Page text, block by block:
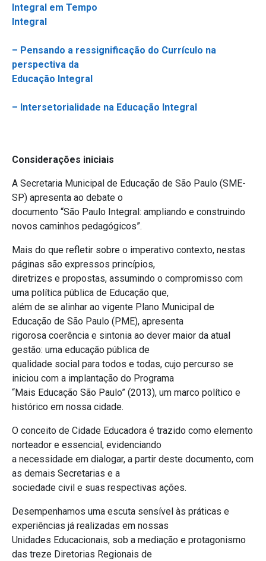
Integral em Tempo
Integral
– Pensando a ressignificação do Currículo na
perspectiva da
Educação Integral
– Intersetorialidade na Educação Integral
Considerações iniciais
A Secretaria Municipal de Educação de São Paulo (SME-
SP) apresenta ao debate o
documento “São Paulo Integral: ampliando e construindo
novos caminhos pedagógicos”.
Mais do que refletir sobre o imperativo contexto, nestas
páginas são expressos princípios,
diretrizes e propostas, assumindo o compromisso com
uma política pública de Educação que,
além de se alinhar ao vigente Plano Municipal de
Educação de São Paulo (PME), apresenta
rigorosa coerência e sintonia ao dever maior da atual
gestão: uma educação pública de
qualidade social para todos e todas, cujo percurso se
iniciou com a implantação do Programa
“Mais Educação São Paulo” (2013), um marco político e
histórico em nossa cidade.
O conceito de Cidade Educadora é trazido como elemento
norteador e essencial, evidenciando
a necessidade em dialogar, a partir deste documento, com
as demais Secretarias e a
sociedade civil e suas respectivas ações.
Desempenhamos uma escuta sensível às práticas e
experiências já realizadas em nossas
Unidades Educacionais, sob a mediação e protagonismo
das treze Diretorias Regionais de